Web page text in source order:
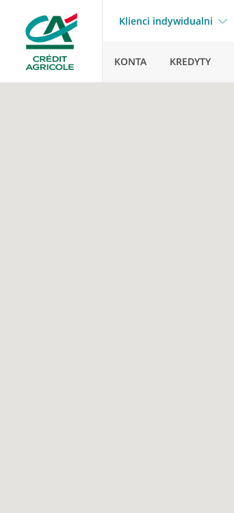
Klienci indywidualni
KONTA KREDYTY